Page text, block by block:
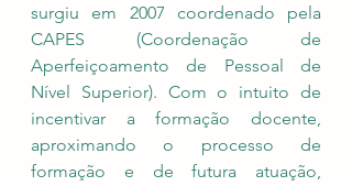
surgiu em 2007 coordenado pela
CAPES (Coordenação de
Aperfeiçoamento de Pessoal de
Nível Superior). Com o intuito de
incentivar a formação docente,
aproximando o processo de
formação e de futura atuação,